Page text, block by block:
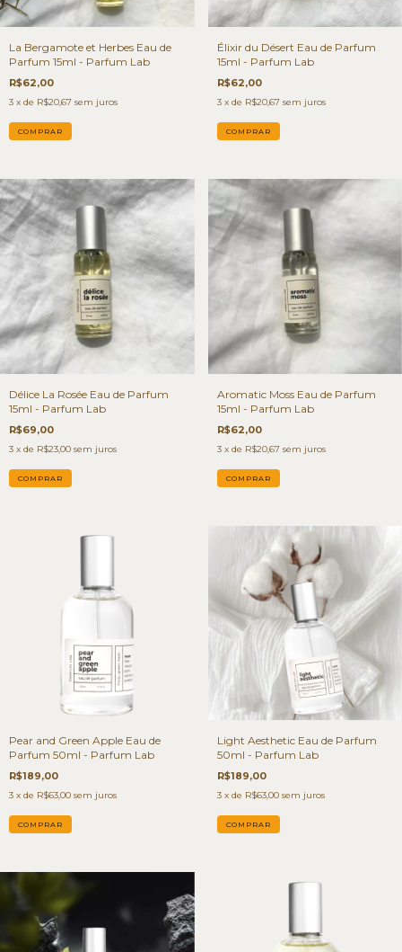
La Bergamote et Herbes Eau de
Parfum 15ml - Parfum Lab
R$62,00
3 x de R$20,67 sem juros
Élixir du Désert Eau de Parfum
15ml - Parfum Lab
R$62,00
3 x de R$20,67 sem juros
Délice La Rosée Eau de Parfum
15ml - Parfum Lab
R$69,00
3 x de R$23,00 sem juros
Aromatic Moss Eau de Parfum
15ml - Parfum Lab
R$62,00
3 x de R$20,67 sem juros
Pear and Green Apple Eau de
Parfum 50ml - Parfum Lab
R$189,00
3 x de R$63,00 sem juros
Light Aesthetic Eau de Parfum
50ml - Parfum Lab
R$189,00
3 x de R$63,00 sem juros